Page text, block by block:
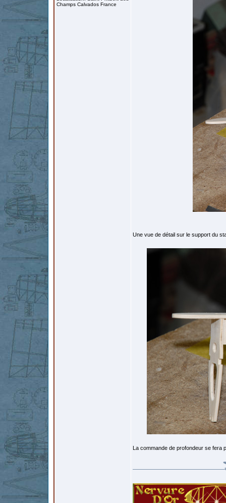
Champs Calvados France
Une vue de détail sur le support du
La commande de profondeur se fera